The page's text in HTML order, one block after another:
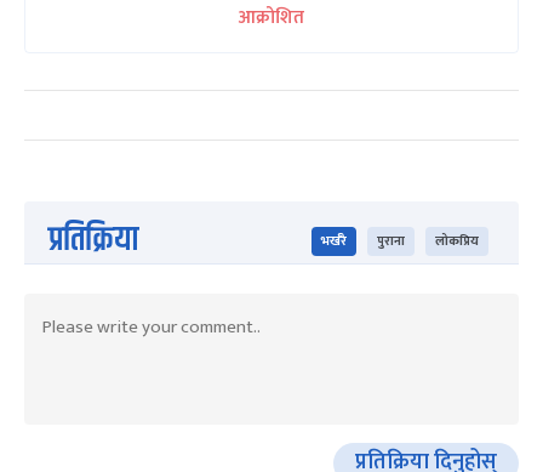
आक्रोशित
प्रतिक्रिया भर्खरै पुराना लोकप्रिय
प्रतिक्रिया दिनुहोस्